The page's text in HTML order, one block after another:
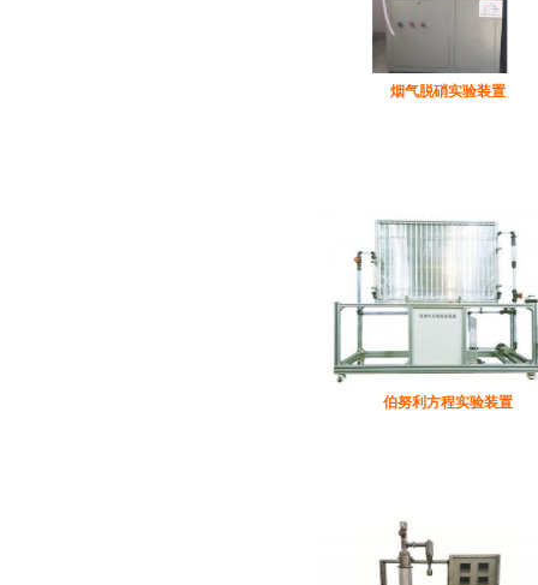
烟气脱硝实验装置
伯努利方程实验装置